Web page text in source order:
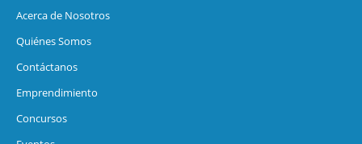
Acerca de Nosotros
Quiénes Somos
Contáctanos
Emprendimiento
Concursos